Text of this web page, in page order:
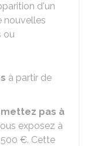
d'un
nouvelles
ou
à partir de
pas à
exposez à
500 €. Cette